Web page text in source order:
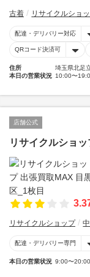
古着 リサイクルショ
配達・デリバリー対応
QRコード決済可
住所
埼玉県北足
本日の営業状況 10:00〜
店舗公式
リサイクルショ
リサイクルショップ
配達・デリバリー専門
本日の営業状況 9:00〜20:00